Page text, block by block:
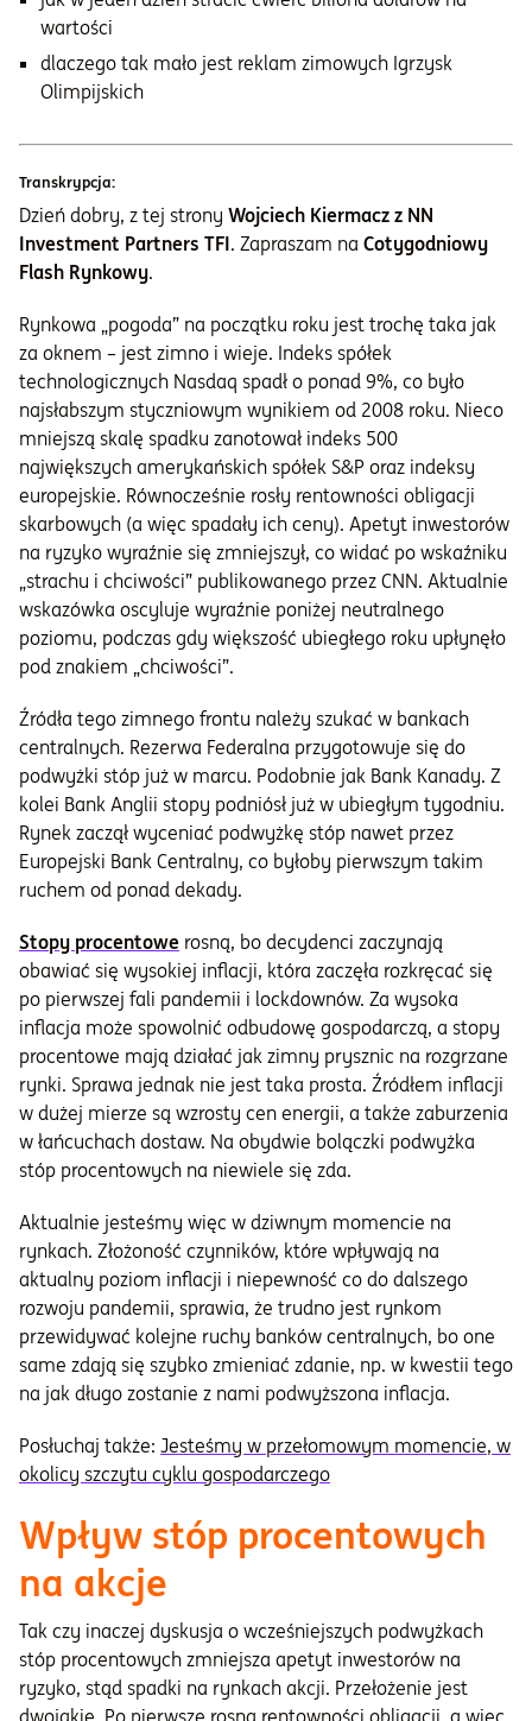
wartości
dlaczego tak mało jest reklam zimowych Igrzysk
Olimpijskich
Transkrypcja:
Dzień dobry, z tej strony Wojciech Kiermacz z NN
Investment Partners TFI. Zapraszam na Cotygodniowy
Flash Rynkowy.
Rynkowa „pogoda” na początku roku jest trochę taka jak
za oknem – jest zimno i wieje. Indeks spółek
technologicznych Nasdaq spadł o ponad 9%, co było
najsłabszym styczniowym wynikiem od 2008 roku. Nieco
mniejszą skalę spadku zanotował indeks 500
największych amerykańskich spółek S&P oraz indeksy
europejskie. Równocześnie rosły rentowności obligacji
skarbowych (a więc spadały ich ceny). Apetyt inwestorów
na ryzyko wyraźnie się zmniejszył, co widać po wskaźniku
„strachu i chciwości” publikowanego przez CNN. Aktualnie
wskazówka oscyluje wyraźnie poniżej neutralnego
poziomu, podczas gdy większość ubiegłego roku upłynęło
pod znakiem „chciwości”.
Źródła tego zimnego frontu należy szukać w bankach
centralnych. Rezerwa Federalna przygotowuje się do
podwyżki stóp już w marcu. Podobnie jak Bank Kanady. Z
kolei Bank Anglii stopy podniósł już w ubiegłym tygodniu.
Rynek zaczął wyceniać podwyżkę stóp nawet przez
Europejski Bank Centralny, co byłoby pierwszym takim
ruchem od ponad dekady.
Stopy procentowe rosną, bo decydenci zaczynają
obawiać się wysokiej inflacji, która zaczęła rozkręcać się
po pierwszej fali pandemii i lockdownów. Za wysoka
inflacja może spowolnić odbudowę gospodarczą, a stopy
procentowe mają działać jak zimny prysznic na rozgrzane
rynki. Sprawa jednak nie jest taka prosta. Źródłem inflacji
w dużej mierze są wzrosty cen energii, a także zaburzenia
w łańcuchach dostaw. Na obydwie bolączki podwyżka
stóp procentowych na niewiele się zda.
Aktualnie jesteśmy więc w dziwnym momencie na
rynkach. Złożoność czynników, które wpływają na
aktualny poziom inflacji i niepewność co do dalszego
rozwoju pandemii, sprawia, że trudno jest rynkom
przewidywać kolejne ruchy banków centralnych, bo one
same zdają się szybko zmieniać zdanie, np. w kwestii tego
na jak długo zostanie z nami podwyższona inflacja.
Posłuchaj także: Jesteśmy w przełomowym momencie, w
okolicy szczytu cyklu gospodarczego
Wpływ stóp procentowych
na akcje
Tak czy inaczej dyskusja o wcześniejszych podwyżkach
stóp procentowych zmniejsza apetyt inwestorów na
ryzyko, stąd spadki na rynkach akcji. Przełożenie jest